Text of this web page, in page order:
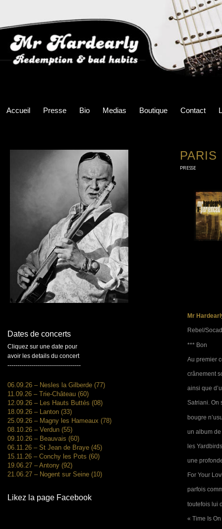
Accueil Presse Bio Medias Boutique Contact
PARIS
PRESSE
Mr
Rebel/
*** Bon
Au premier
crânement
ainsi que
Satriani. On
bougre
un album
les
une
For Your
parfois
toutefois lui
« Time Is
Dates de concerts
Cliquez sur une date pour
avoir les details du concert
-------------------------------------
06.09.26 – Nesles la Gilberde (77)
11.09.26 – Trie-Château (60)
12.09.26 – Les Hauts Buttés (08)
18.09.26 – Lanton (33)
25.09.26 – Magny les Hameaux (78)
08.10.26 – Verdun (55)
09.10.26 – Beauvais (60)
06.11.26 – St Jean de Braye (45)
15.11.26 – Conchy les Pots (60)
19.06.27 – Antony (92)
21.06.27 – Nogent sur Seine (10)
Likez la page Facebook